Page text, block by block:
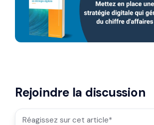
Rejoindre la discussion